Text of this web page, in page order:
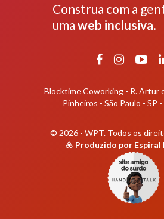
Construa com a
uma web inclusiva.
Facebook
Blocktime Coworking - R. Artur
Pinheiros - São Paulo - SP
© 2026 - WPT. Todos os
Produzido por